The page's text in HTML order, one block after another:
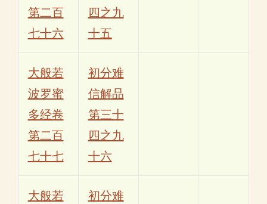
第二百
七十六
四之九
十五
大般若
波罗蜜
多经卷
第二百
七十七
初分难
信解品
第三十
四之九
十六
大般若
初分难